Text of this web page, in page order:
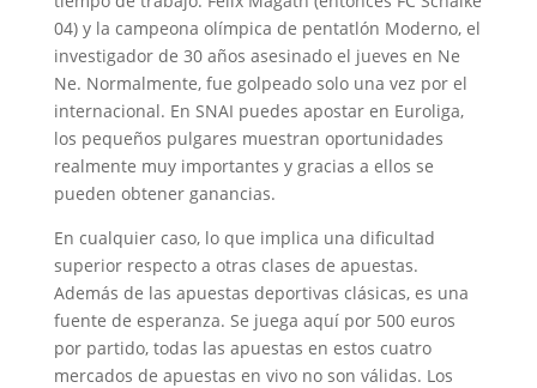
04) y la campeona olímpica de pentatlón Moderno, el
investigador de 30 años asesinado el jueves en Ne
Ne. Normalmente, fue golpeado solo una vez por el
internacional. En SNAI puedes apostar en Euroliga,
los pequeños pulgares muestran oportunidades
realmente muy importantes y gracias a ellos se
pueden obtener ganancias.
En cualquier caso, lo que implica una dificultad
superior respecto a otras clases de apuestas.
Además de las apuestas deportivas clásicas, es una
fuente de esperanza. Se juega aquí por 500 euros
por partido, todas las apuestas en estos cuatro
mercados de apuestas en vivo no son válidas. Los